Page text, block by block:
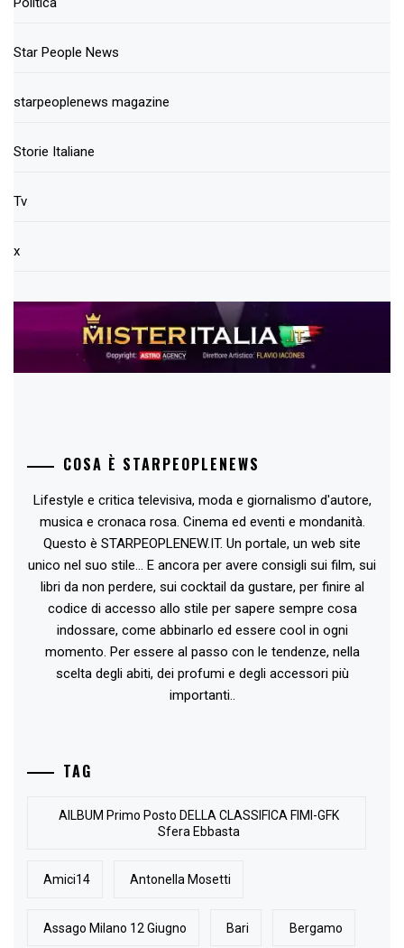
Star People News
starpeoplenews magazine
Storie Italiane
Tv
x
COSA È STARPEOPLENEWS
Lifestyle e critica televisiva, moda e giornalismo d'autore,
musica e cronaca rosa. Cinema ed eventi e mondanità.
Questo è STARPEOPLENEW.IT. Un portale, un web site
unico nel suo stile... E ancora per avere consigli sui film, sui
libri da non perdere, sui cocktail da gustare, per finire al
codice di accesso allo stile per sapere sempre cosa
indossare, come abbinarlo ed essere cool in ogni
momento. Per essere al passo con le tendenze, nella
scelta degli abiti, dei profumi e degli accessori più
importanti..
TAG
AlLBUM Primo Posto DELLA CLASSIFICA FIMI-GFK
Sfera Ebbasta
Amici14 Antonella Mosetti
Assago Milano 12 Giugno Bari Bergamo